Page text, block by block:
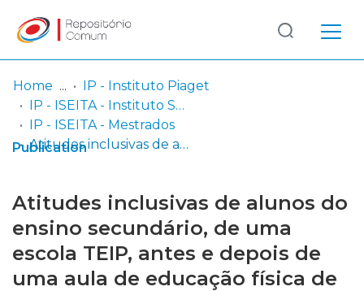
Communities
& Collections
Statistics
Log
In
(current)
Home
IP - Instituto Piaget
IP - ISEITA - Instituto Superior de Estudos Interculturais e Transdisciplinares de Almada
IP - ISEITA - Mestrados
Atitudes inclusivas de alunos do ensino secundário, de uma escola TEIP, antes e depois de uma aula de educação física de paradesporto
Publication
Atitudes inclusivas de alunos do
ensino secundário, de uma
escola TEIP, antes e depois de
uma aula de educação física de